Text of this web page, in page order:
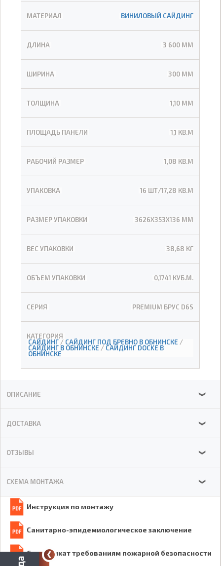
Инструкция по монтажу
Санитарно-эпидемиологическое заключение
Сертификат требованиям пожарной безопасности
МАТЕРИАЛ ВИНИЛОВЫЙ САЙДИНГ
ДЛИНА 3 600 ММ
ШИРИНА 300 ММ
ТОЛЩИНА 1,10 ММ
ПЛОЩАДЬ ПАНЕЛИ 1,1 КВ.М
РАБОЧИЙ РАЗМЕР 1,08 КВ.М
УПАКОВКА 16 ШТ/17,28 КВ.М
РАЗМЕР УПАКОВКИ 3626Х353Х136 ММ
ВЕС УПАКОВКИ 38,68 КГ
ОБЪЕМ УПАКОВКИ 0,1741 КУБ.М.
СЕРИЯ PREMIUM БРУС D6S
КАТЕГОРИЯ
САЙДИНГ / САЙДИНГ ПОД БРЕВНО В ОБНИНСКЕ /
САЙДИНГ В ОБНИНСКЕ / САЙДИНГ DOCKE В
ОБНИНСКЕ
ОПИСАНИЕ ❯
ДОСТАВКА ❯
ОТЗЫВЫ ❯
СХЕМА МОНТАЖА ❯